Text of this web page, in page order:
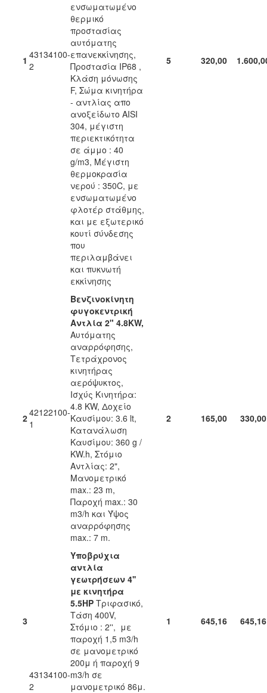
1 43134100-
2
ενσωματωμένο
θερμικό
προστασίας
αυτόματης
επανεκκίνησης,
Προστασία IP68 ,
Κλάση μόνωσης
F, Σώμα κινητήρα
- αντλίας απο
ανοξείδωτο AISI
304, μέγιστη
περιεκτικότητα
σε άμμο : 40
g/m3, Μέγιστη
θερμοκρασία
νερού : 350C, με
ενσωματωμένο
φλοτέρ στάθμης,
και με εξωτερικό
κουτί σύνδεσης
που
περιλαμβάνει
και πυκνωτή
εκκίνησης
5 320,00
242122100-
1
Βενζινοκίνητη
φυγοκεντρική
Αντλία 2" 4.8KW,
Αυτόματης
αναρρόφησης,
Τετράχρονος
κινητήρας
αερόψυκτος,
Ισχύς Κινητήρα:
4.8 KW, Δοχείο
Καυσίμου: 3.6 lt,
Κατανάλωση
Καυσίμου: 360 g /
KW.h, Στόμιο
Αντλίας: 2",
Μανομετρικό
max.: 23 m,
Παροχή max.: 30
m3/h και Ύψος
αναρρόφησης
max.: 7 m.
2 165,00 330,00
3
43134100-
2
Υποβρύχια
αντλία
γεωτρήσεων 4''
με κινητήρα
5.5HP Τριφασικό,
Τάση 400V,
Στόμιο : 2'', με
παροχή 1,5 m3/h
σε μανομετρικό
200μ ή παροχή 9
m3/h σε
μανομετρικό 86μ.
1 645,16 645,16